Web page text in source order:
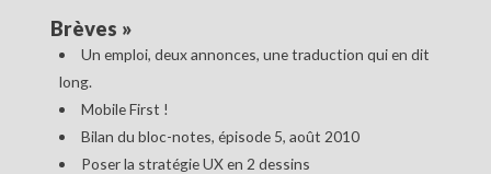
Brèves »
Un emploi, deux annonces, une traduction qui en dit
long.
Mobile First !
Bilan du bloc-notes, épisode 5, août 2010
Poser la stratégie UX en 2 dessins